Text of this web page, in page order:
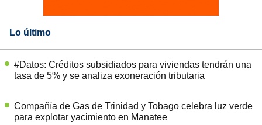
Lo último
#Datos: Créditos subsidiados para viviendas tendrán una
tasa de 5% y se analiza exoneración tributaria
Compañía de Gas de Trinidad y Tobago celebra luz verde
para explotar yacimiento en Manatee